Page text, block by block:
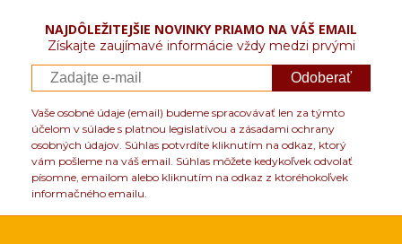
NAJDÔLEŽITEJŠIE NOVINKY PRIAMO NA VÁŠ EMAIL
Získajte zaujímavé informácie vždy medzi prvými
Odoberať
Vaše osobné údaje (email) budeme spracovávať len za týmto
účelom v súlade s platnou legislatívou a zásadami ochrany
osobných údajov. Súhlas potvrdíte kliknutím na odkaz, ktorý
vám pošleme na váš email. Súhlas môžete kedykoľvek odvolať
písomne, emailom alebo kliknutím na odkaz z ktoréhokoľvek
informačného emailu.